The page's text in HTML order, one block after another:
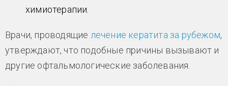
химиотерапии.
Врачи, проводящие лечение кератита за рубежом,
утверждают, что подобные причины вызывают и
другие офтальмологические заболевания.